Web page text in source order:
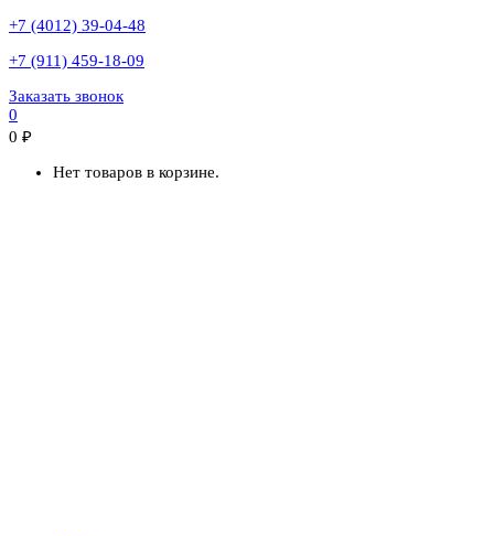
+7 (4012) 39-04-48
+7 (911) 459-18-09
Заказать звонок
0
0 ₽
Нет товаров в корзине.